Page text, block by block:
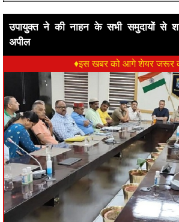
उपायुक्त ने की नाहन के सभी समुदायों से
अपील
♦इस खबर को आगे शेयर जरूर